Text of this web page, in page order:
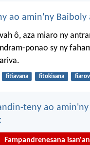
ao amin'ny Baiboly
ô, aza miaro ny
ponao sy ny
fitiavana fitokisana
teny ao
Fampandrenesana